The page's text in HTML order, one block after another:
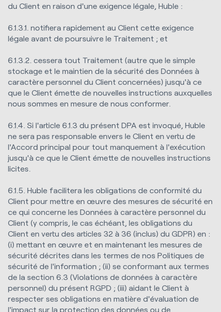
du Client en raison d'une exigence légale, Huble :
6.1.3.1. notifiera rapidement au Client cette exigence
légale avant de poursuivre le Traitement ; et
6.1.3.2. cessera tout Traitement (autre que le simple
stockage et le maintien de la sécurité des Données à
caractère personnel du Client concernées) jusqu'à ce
que le Client émette de nouvelles instructions auxquelles
nous sommes en mesure de nous conformer.
6.1.4. Si l'article 6.1.3 du présent DPA est invoqué, Huble
ne sera pas responsable envers le Client en vertu de
l'Accord principal pour tout manquement à l'exécution
jusqu'à ce que le Client émette de nouvelles instructions
licites.
6.1.5. Huble facilitera les obligations de conformité du
Client pour mettre en œuvre des mesures de sécurité en
ce qui concerne les Données à caractère personnel du
Client (y compris, le cas échéant, les obligations du
Client en vertu des articles 32 à 36 (inclus) du GDPR) en :
(i) mettant en œuvre et en maintenant les mesures de
sécurité décrites dans les termes de nos Politiques de
sécurité de l'information ; (ii) se conformant aux termes
de la section 6.3 (Violations de données à caractère
personnel) du présent RGPD ; (iii) aidant le Client à
respecter ses obligations en matière d'évaluation de
l'impact sur la protection des données ou de